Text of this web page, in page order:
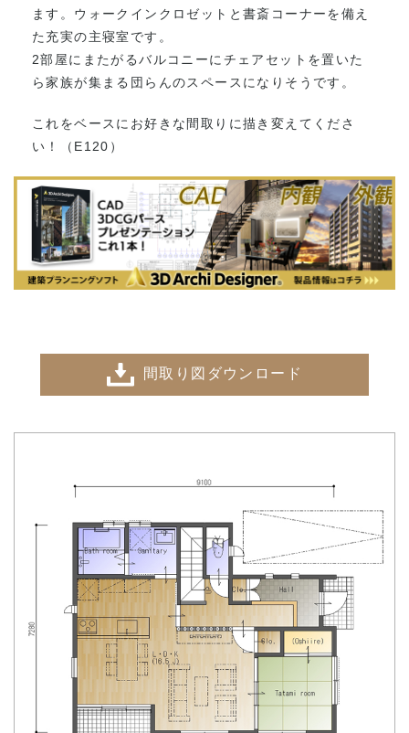
ます。ウォークインクロゼットと書斎コーナーを備え
た充実の主寝室です。
2部屋にまたがるバルコニーにチェアセットを置いた
ら家族が集まる団らんのスペースになりそうです。
これをベースにお好きな間取りに描き変えてくださ
い！（E120）
間取り図ダウンロード